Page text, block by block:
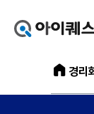
아
이
퀘
경리